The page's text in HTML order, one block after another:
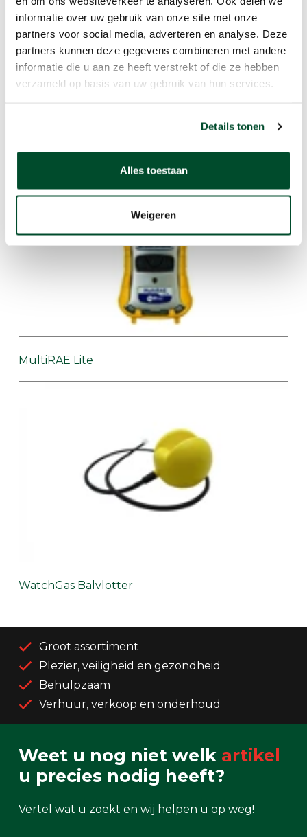
informatie over uw gebruik van onze site met onze
partners voor social media, adverteren en analyse. Deze
partners kunnen deze gegevens combineren met andere
informatie die u aan ze heeft verstrekt of die ze hebben
verzameld op basis van uw gebruik van hun services.
Details tonen
Alles toestaan
Weigeren
GFM 406 Portable Biogasanalyzer
MultiRAE Lite
WatchGas Balvlotter
Groot assortiment
Plezier, veiligheid en gezondheid
Behulpzaam
Verhuur, verkoop en onderhoud
Weet u nog niet welk artikel
u precies nodig heeft?
Vertel wat u zoekt en wij helpen u op weg!